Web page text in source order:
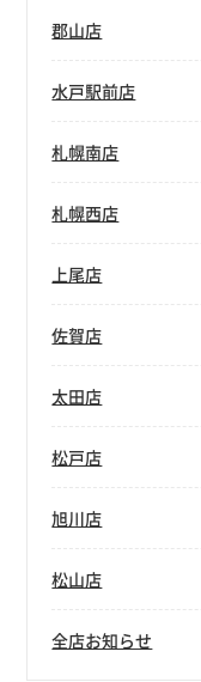
郡山店
水戸駅前店
札幌南店
札幌西店
上尾店
佐賀店
太田店
松戸店
旭川店
松山店
全店お知らせ